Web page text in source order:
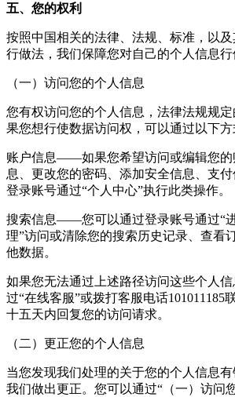
五、您的权利
按照中国相关的法律、法规、标准，以
行做法，我们保障您对自己的个人信息行
（一）访问您的个人信息
您有权访问您的个人信息，法律法规规
果您想行使数据访问权，可以通过以下方
账户信息——如果您希望访问或编辑您的
息、更改您的密码、添加安全信息、支
登录账号通过“个人中心”执行此类操作。
搜索信息——您可以通过登录账号通过“
理”访问或清除您的搜索历史记录、查看
他数据。
如果您无法通过上述路径访问这些个人
过“在线客服”或拨打客服电话101011185
十五天内回复您的访问请求。
（二）更正您的个人信息
当您发现我们处理的关于您的个人信息
我们做出更正。您可以通过“（一）访问